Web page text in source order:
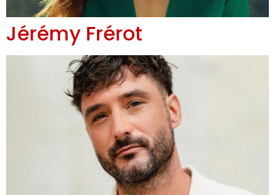
Jérémy Frérot